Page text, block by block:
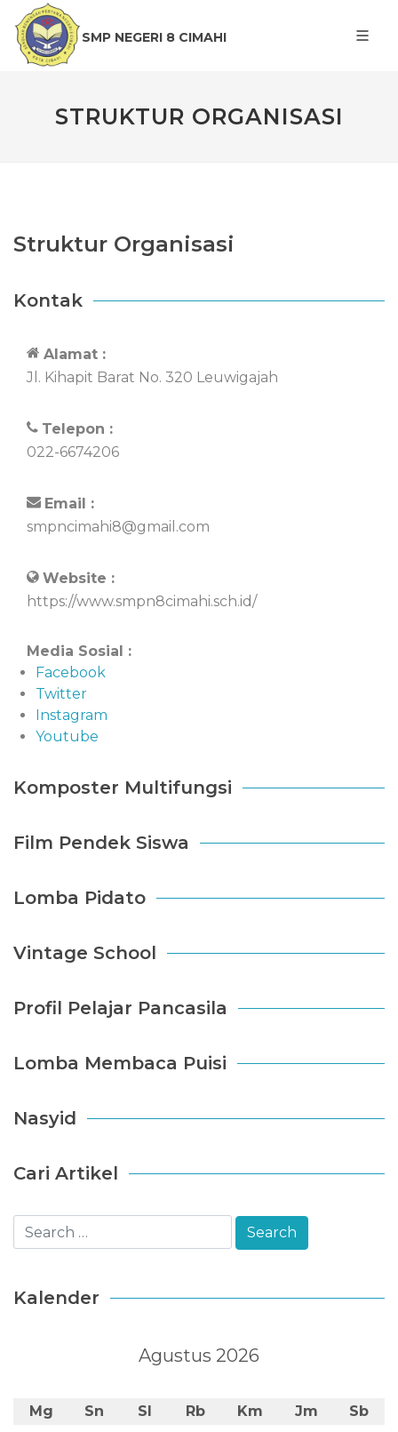
SMP NEGERI 8 CIMAHI
STRUKTUR ORGANISASI
Kontak
Alamat :
Jl. Kihapit Barat No. 320 Leuwigajah
Telepon :
022-6674206
Email :
smpncimahi8@gmail.com
Website :
https://www.smpn8cimahi.sch.id/
Media Sosial :
Facebook
Twitter
Instagram
Youtube
Komposter Multifungsi
Film Pendek Siswa
Lomba Pidato
Vintage School
Profil Pelajar Pancasila
Lomba Membaca Puisi
Nasyid
Struktur Organisasi
Cari Artikel
Kalender
Agustus 2026
Mg Sn Sl Rb Km Jm
Sb